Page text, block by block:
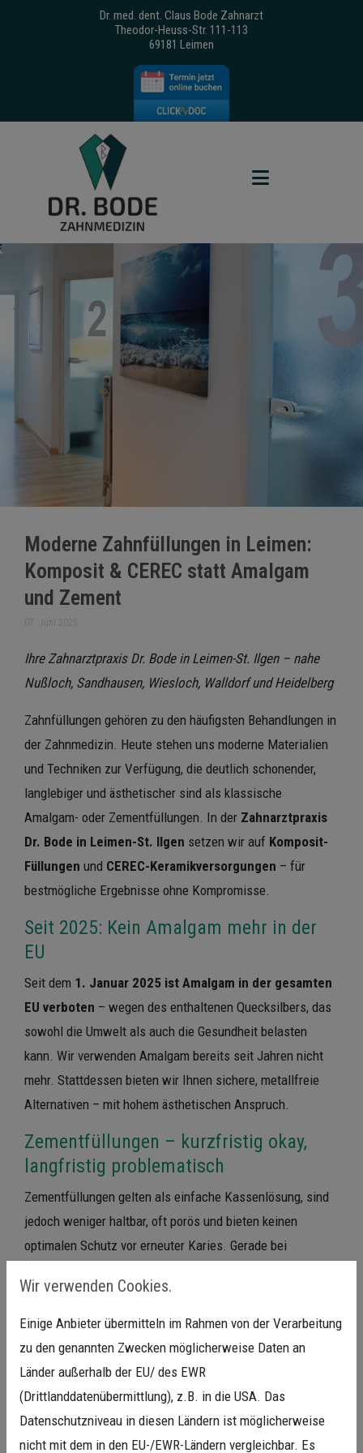
Dr. med. dent. Claus Bode Zahnarzt
Theodor-Heuss-Str. 111-113
69181 Leimen
Moderne Zahnfüllungen in Leimen:
Komposit & CEREC statt Amalgam
und Zement
Ihre Zahnarztpraxis Dr. Bode in Leimen-St. Ilgen – nahe
Nußloch, Sandhausen, Wiesloch, Walldorf und Heidelberg
Zahnfüllungen gehören zu den häufigsten Behandlungen in
der Zahnmedizin. Heute stehen uns moderne Materialien
und Techniken zur Verfügung, die deutlich schonender,
langlebiger und ästhetischer sind als klassische
Amalgam- oder Zementfüllungen. In der Zahnarztpraxis
Dr. Bode in Leimen-St. Ilgen setzen wir auf Komposit-
Füllungen und CEREC-Keramikversorgungen – für
bestmögliche Ergebnisse ohne Kompromisse.
Seit 2025: Kein Amalgam mehr in der
EU
Seit dem 1. Januar 2025 ist Amalgam in der gesamten
EU verboten – wegen des enthaltenen Quecksilbers, das
sowohl die Umwelt als auch die Gesundheit belasten
kann. Wir verwenden Amalgam bereits seit Jahren nicht
mehr. Stattdessen bieten wir Ihnen sichere, metallfreie
Alternativen – mit hohem ästhetischen Anspruch.
Zementfüllungen – kurzfristig okay,
langfristig problematisch
Zementfüllungen gelten als einfache Kassenlösung, sind
jedoch weniger haltbar, oft porös und bieten keinen
optimalen Schutz vor erneuter Karies. Gerade bei
deutlich langlebigere Optionen wie Komposit oder
Keramik.
Komposit – die moderne
Standardfüllung
Wir verwenden Cookies.
Einige Anbieter übermitteln im Rahmen von der Verarbeitung
zu den genannten Zwecken möglicherweise Daten an
Länder außerhalb der EU/ des EWR
(Drittlanddatenübermittlung), z.B. in die USA. Das
Datenschutzniveau in diesen Ländern ist möglicherweise
nicht mit dem in den EU-/EWR-Ländern vergleichbar. Es